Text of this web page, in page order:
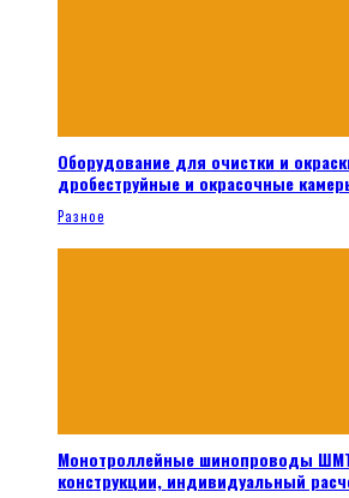
Оборудование для очистки и
дробеструйные и окрасочные
Разное
Монотроллейные шинопроводы
конструкции, индивидуальный